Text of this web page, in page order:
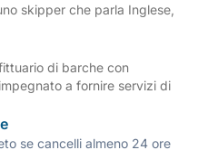
skipper che parla Inglese,
di barche con
a fornire servizi di
se cancelli almeno 24 ore